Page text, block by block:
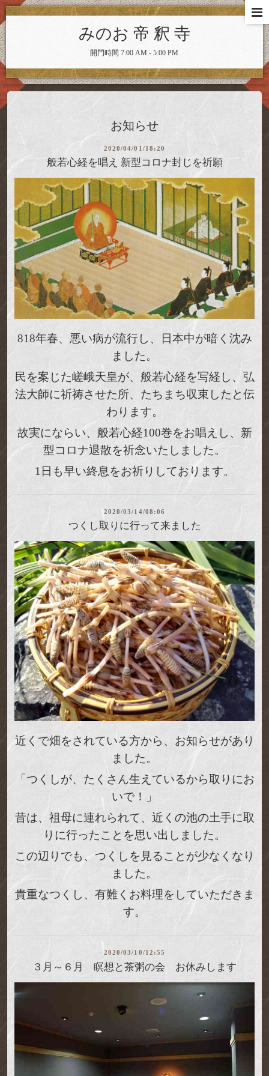
みのお 帝 釈 寺
開門時間 7:00 AM - 5:00 PM
お知らせ
2020/04/01/18:20
般若心経を唱え 新型コロナ封じを祈願
818年春、悪い病が流行し、日本中が暗く沈み
ました。
民を案じた嵯峨天皇が、般若心経を写経し、弘
法大師に祈祷させた所、たちまち収束したと伝
わります。
故実にならい、般若心経100巻をお唱えし、新
型コロナ退散を祈念いたしました。
1日も早い終息をお祈りしております。
2020/03/14/08:06
つくし取りに行って来ました
近くで畑をされている方から、お知らせがあり
ました。
「つくしが、たくさん生えているから取りにお
いで！」
昔は、祖母に連れられて、近くの池の土手に取
りに行ったことを思い出しました。
この辺りでも、つくしを見ることが少なくなり
ました。
貴重なつくし、有難くお料理をしていただきま
す。
2020/03/10/12:55
３月～６月 瞑想と茶粥の会 お休みします